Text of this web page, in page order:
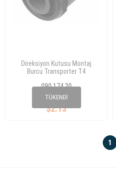
TÜKENDI
Direksiyon Kutusu Montaj
Burcu Transporter T4
090 174 20
$2.13
701 419 081 A
1